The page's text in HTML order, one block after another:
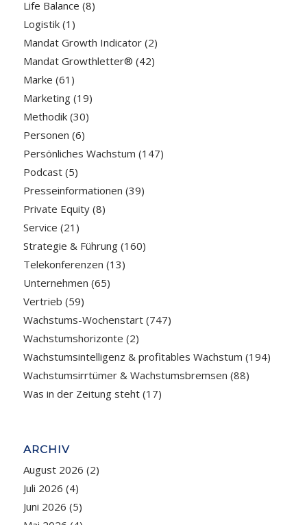
Life Balance (8)
Logistik(1)
Mandat Growth Indicator(2)
Mandat Growthletter® (42)
Marke (61)
Marketing(19)
Methodik(30)
Personen (6)
Persönliches Wachstum (147)
Podcast(5)
Presseinformationen (39)
Private Equity(8)
Service (21)
Strategie & Führung(160)
Telekonferenzen (13)
Unternehmen (65)
Vertrieb (59)
Wachstums-Wochenstart(747)
Wachstumshorizonte (2)
Wachstumsintelligenz & profitables Wachstum (194)
Wachstumsirrtümer & Wachstumsbremsen (88)
Was in der Zeitung steht(17)
ARCHIV
August 2026 (2)
Juli 2026 (4)
Juni 2026 (5)